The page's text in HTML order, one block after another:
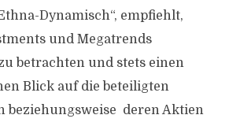
Dynamisch“, empfiehlt,
und Megatrends
betrachten und stets einen
Blick auf die beteiligten
beziehungsweise deren Aktien